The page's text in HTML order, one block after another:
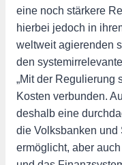
eine noch stärkere
hierbei jedoch in
weltweit agierenden
den
„Mit der Regulierung
Kosten verbunden.
deshalb eine
die Volksbanken und
ermöglicht, aber